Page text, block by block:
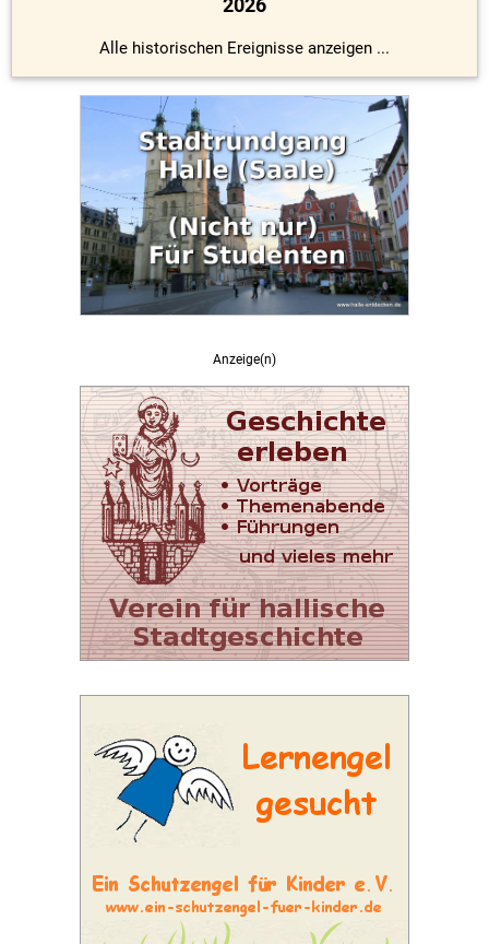
2026
Alle historischen Ereignisse anzeigen ...
Anzeige(n)